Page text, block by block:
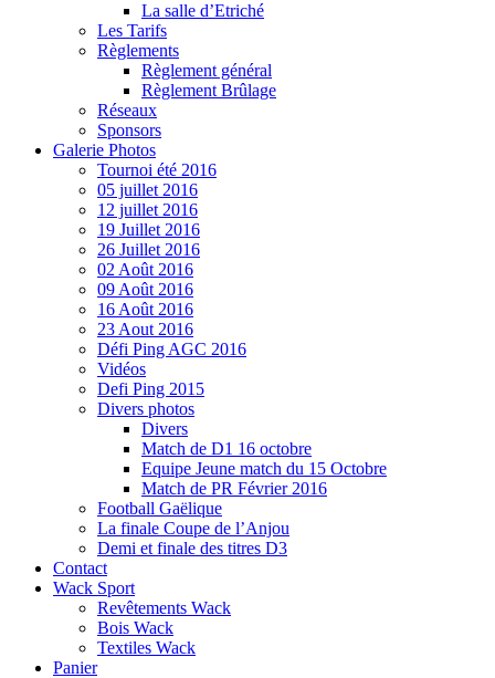
La salle d’Etriché
Les Tarifs
Règlements
Règlement général
Règlement Brûlage
Réseaux
Sponsors
Galerie Photos
Tournoi été 2016
05 juillet 2016
12 juillet 2016
19 Juillet 2016
26 Juillet 2016
02 Août 2016
09 Août 2016
16 Août 2016
23 Aout 2016
Défi Ping AGC 2016
Vidéos
Defi Ping 2015
Divers photos
Divers
Match de D1 16 octobre
Equipe Jeune match du 15 Octobre
Match de PR Février 2016
Football Gaëlique
La finale Coupe de l’Anjou
Demi et finale des titres D3
Contact
Wack Sport
Revêtements Wack
Bois Wack
Textiles Wack
Panier